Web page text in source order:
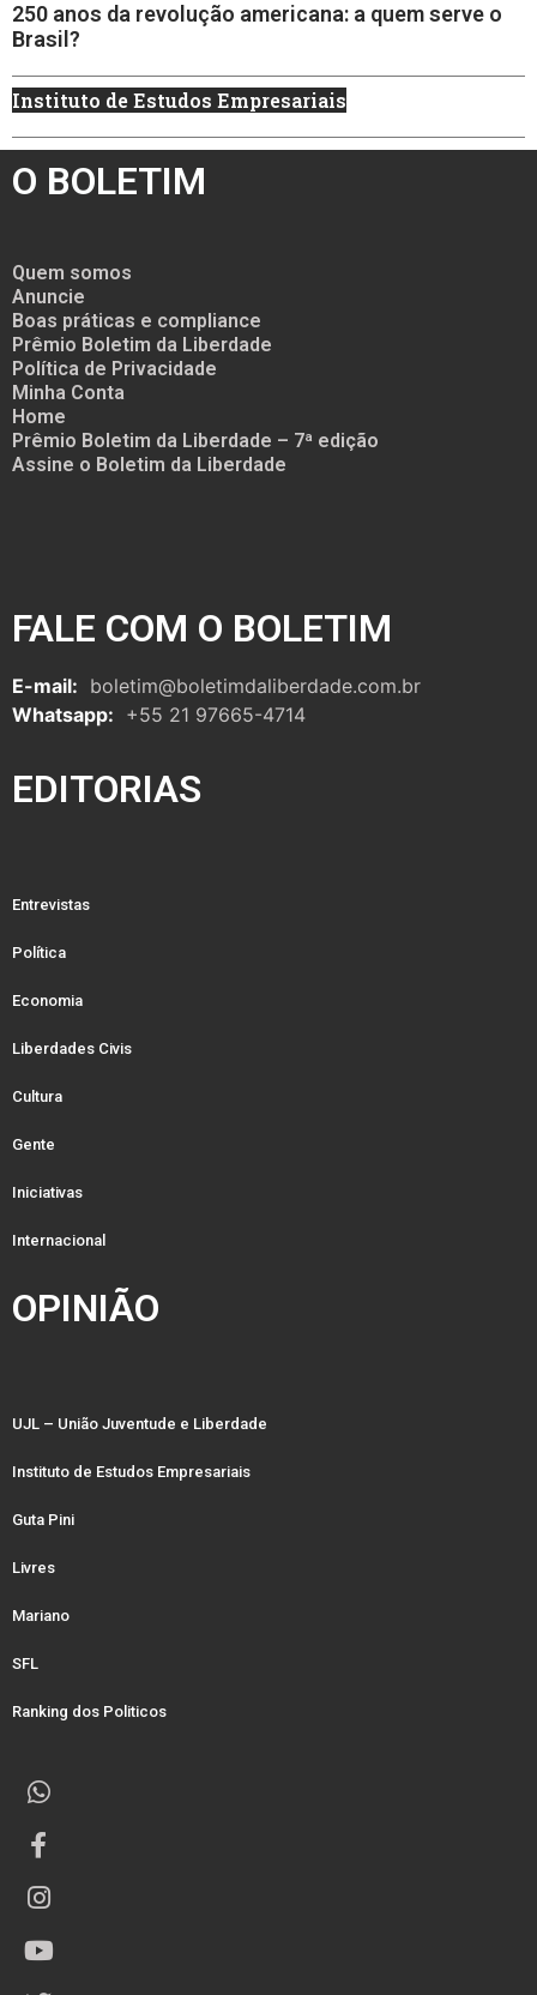
250 anos da revolução americana: a quem serve o
Brasil?
Instituto de Estudos Empresariais
O BOLETIM
Quem somos
Anuncie
Boas práticas e compliance
Prêmio Boletim da Liberdade
Política de Privacidade
Minha Conta
Home
Prêmio Boletim da Liberdade – 7ª edição
Assine o Boletim da Liberdade
FALE COM O BOLETIM
E-mail: boletim@boletimdaliberdade.com.br
Whatsapp: +55 21 97665-4714
EDITORIAS
Entrevistas
Política
Economia
Liberdades Civis
Cultura
Gente
Iniciativas
Internacional
OPINIÃO
UJL – União Juventude e Liberdade
Instituto de Estudos Empresariais
Guta Pini
Livres
Mariano
SFL
Ranking dos Politicos